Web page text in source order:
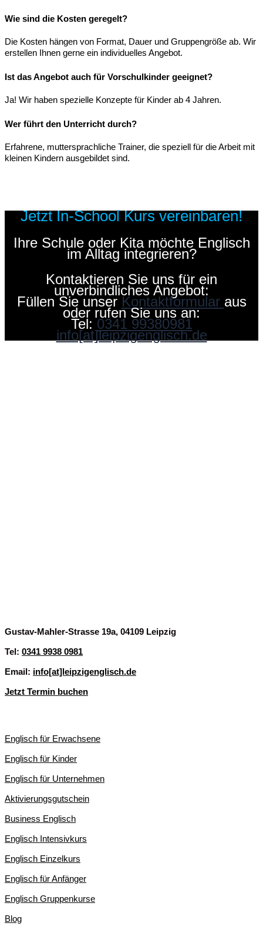
Wie sind die Kosten geregelt?
Die Kosten hängen von Format, Dauer und Gruppengröße ab. Wir
erstellen Ihnen gerne ein individuelles Angebot.
Ist das Angebot auch für Vorschulkinder geeignet?
Ja! Wir haben spezielle Konzepte für Kinder ab 4 Jahren.
Wer führt den Unterricht durch?
Erfahrene, muttersprachliche Trainer, die speziell für die Arbeit mit
kleinen Kindern ausgebildet sind.
Jetzt In‑School Kurs vereinbaren!
Ihre Schule oder Kita möchte Englisch
im Alltag integrieren?
Kontaktieren Sie uns für ein
unverbindliches Angebot:
Füllen Sie unser Kontaktformular aus
oder rufen Sie uns an:
Tel: 0341 99380981
info[at]leipzigenglisch.de
Gustav-Mahler-Strasse 19a, 04109 Leipzig
Tel: 0341 9938 0981
Email: info[at]leipzigenglisch.de
Jetzt Termin buchen
Englisch für Erwachsene
Englisch für Kinder
Englisch für Unternehmen
Aktivierungsgutschein
Business Englisch
Englisch Intensivkurs
Englisch Einzelkurs
Englisch für Anfänger
Englisch Gruppenkurse
Blog